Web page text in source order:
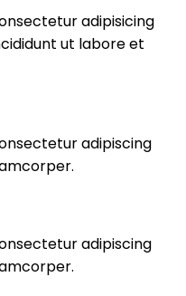
adipisicing
ut labore et
adipiscing
adipiscing